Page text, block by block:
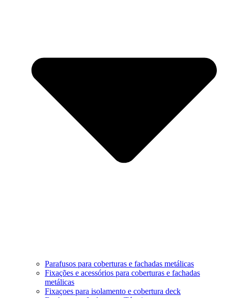
Parafusos para coberturas e fachadas metálicas
Fixações e acessórios para coberturas e fachadas
metálicas
Fixaçoes para isolamento e cobertura deck